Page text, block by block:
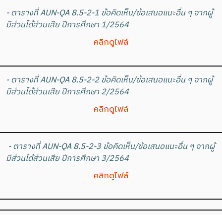
- ตารางที่ AUN-QA 8.5-2-1 ข้อคิดเห็น/ข้อเสนอแนะอื่น ๆ จากผู้
มีส่วนได้ส่วนเสีย ปีการศึกษา 1/2564
คลิกดูไฟล์
- ตารางที่ AUN-QA 8.5-2-2 ข้อคิดเห็น/ข้อเสนอแนะอื่น ๆ จากผู้
มีส่วนได้ส่วนเสีย ปีการศึกษา 2/2564
คลิกดูไฟล์
- ตารางที่ AUN-QA 8.5-2-3 ข้อคิดเห็น/ข้อเสนอแนะอื่น ๆ จากผู้
มีส่วนได้ส่วนเสีย ปีการศึกษา 3/2564
คลิกดูไฟล์